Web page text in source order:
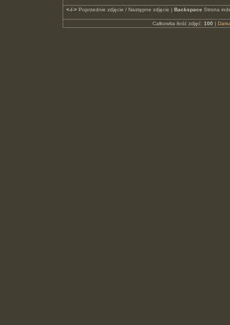
<-/->Poprzednie zdjęcie / Następne zdjęcie | Backspace Strona
Całkowita ilość zdjęć: 100 |